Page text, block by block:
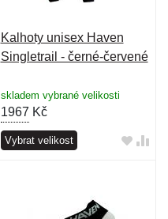
Kalhoty unisex Haven
Singletrail - černé-červené
skladem vybrané velikosti
1967 Kč
Vybrat velikost